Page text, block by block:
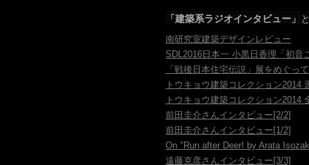
「建築系ラジオインタビュー」
南研究室建築デザインレビュー
SDL2016日本一 小黒日香理「初音
「戦後日本住宅伝説」展をめぐって
トウキョウ建築コレクション2014
トウキョウ建築コレクション2014
前田圭介さんインタビュー[2/2]
前田圭介さんインタビュー[1/2]
On "Run after Deer! by Arata
遠藤克彦さんインタビュー[3/3]